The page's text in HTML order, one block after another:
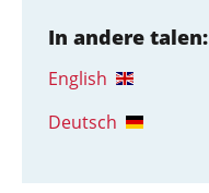
In andere talen:
English
Deutsch